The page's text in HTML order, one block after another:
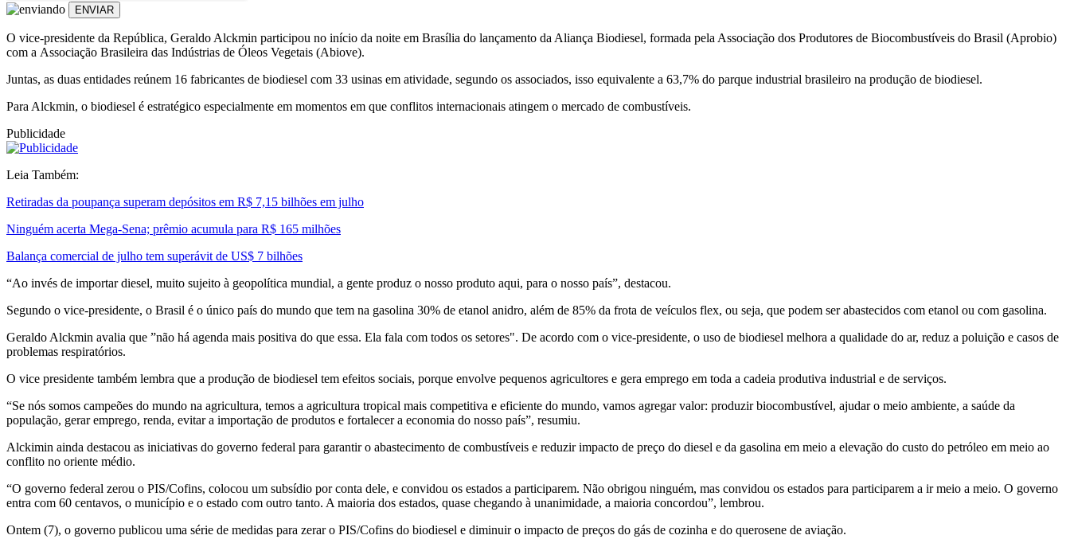
ENVIAR
O vice-presidente da República, Geraldo Alckmin participou no início da noite em Brasília do lançamento da Aliança Biodiesel, formada pela Associação dos Produtores de Biocombustíveis do Brasil (Aprobio)
com a Associação Brasileira das Indústrias de Óleos Vegetais (Abiove).
Juntas, as duas entidades reúnem 16 fabricantes de biodiesel com 33 usinas em atividade, segundo os associados, isso equivalente a 63,7% do parque industrial brasileiro na produção de biodiesel.
Para Alckmin, o biodiesel é estratégico especialmente em momentos em que conflitos internacionais atingem o mercado de combustíveis.
Publicidade
Leia Também:
Retiradas da poupança superam depósitos em R$ 7,15 bilhões em julho
Ninguém acerta Mega-Sena; prêmio acumula para R$ 165 milhões
Balança comercial de julho tem superávit de US$ 7 bilhões
“Ao invés de importar diesel, muito sujeito à geopolítica mundial, a gente produz o nosso produto aqui, para o nosso país”, destacou.
Segundo o vice-presidente, o Brasil é o único país do mundo que tem na gasolina 30% de etanol anidro, além de 85% da frota de veículos flex, ou seja, que podem ser abastecidos com etanol ou com gasolina.
Geraldo Alckmin avalia que ”não há agenda mais positiva do que essa. Ela fala com todos os setores". De acordo com o vice-presidente, o uso de biodiesel melhora a qualidade do ar, reduz a poluição e casos de
problemas respiratórios.
O vice presidente também lembra que a produção de biodiesel tem efeitos sociais, porque envolve pequenos agricultores e gera emprego em toda a cadeia produtiva industrial e de serviços.
“Se nós somos campeões do mundo na agricultura, temos a agricultura tropical mais competitiva e eficiente do mundo, vamos agregar valor: produzir biocombustível, ajudar o meio ambiente, a saúde da
população, gerar emprego, renda, evitar a importação de produtos e fortalecer a economia do nosso país”, resumiu.
Alckimin ainda destacou as iniciativas do governo federal para garantir o abastecimento de combustíveis e reduzir impacto de preço do diesel e da gasolina em meio a elevação do custo do petróleo em meio ao
conflito no oriente médio.
“O governo federal zerou o PIS/Cofins, colocou um subsídio por conta dele, e convidou os estados a participarem. Não obrigou ninguém, mas convidou os estados para participarem a ir meio a meio. O governo
entra com 60 centavos, o município e o estado com outro tanto. A maioria dos estados, quase chegando à unanimidade, a maioria concordou”, lembrou.
Ontem (7), o governo publicou uma série de medidas para zerar o PIS/Cofins do biodiesel e diminuir o impacto de preços do gás de cozinha e do querosene de aviação.